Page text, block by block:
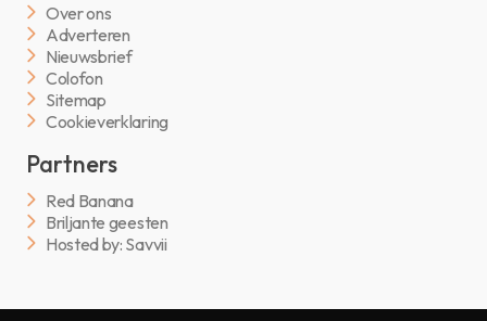
Over ons
Adverteren
Nieuwsbrief
Colofon
Sitemap
Cookieverklaring
Partners
Red Banana
Briljante geesten
Hosted by: Savvii